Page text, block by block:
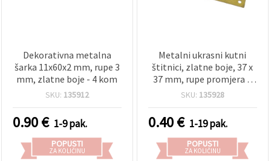
Dekorativna metalna
šarka 11x60x2 mm, rupe 3
mm, zlatne boje - 4 kom
SKU: 135912
0.90€ 1-9 pak.
POPUSTI
ZA KOLIČINU
Metalni ukrasni kutni
štitnici, zlatne boje, 37 x
37 mm, rupe promjera 2
mm, set od 4 — za knjige,
SKU: 135928
0.40€ 1-19 pak.
POPUSTI
ZA KOLIČINU